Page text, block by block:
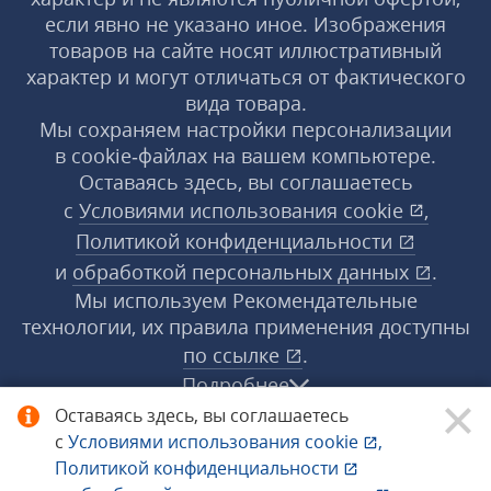
Оставаясь здесь, вы соглашаетесь
с Условиями использования cookie
,
Политикой конфиденциальности
если явно не указано иное. Изображения
товаров на сайте носят иллюстративный
характер и могут отличаться от фактического
вида товара.
Мы сохраняем настройки персонализации
в cookie‑файлах на вашем компьютере.
Оставаясь здесь, вы соглашаетесь
с Условиями использования cookie
,
Политикой конфиденциальности
и обработкой персональных данных
.
Мы используем Рекомендательные
технологии, их правила применения доступны
по ссылке
.
Подробнее
© 1998−2026 «1С‑Рарус» ®. Все права
защищены.